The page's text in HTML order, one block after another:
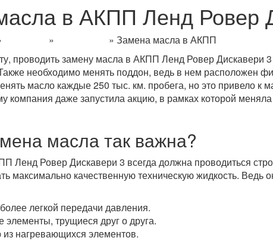
в АКПП Ленд Ровер
» » Замена масла в АКПП
проводить замену масла в АКПП Ленд Ровер Дискавери
необходимо менять поддон, ведь в нем расположен
масло каждые 250 тыс. км. пробега, но это привело к
компания даже запустила акцию, в рамках которой
масла так важна?
Ленд Ровер Дискавери 3 всегда должна проводиться
максимально качественную техническую жидкость. Ведь
легкой передачи давления.
элементы, трущиеся друг о друга.
из нагревающихся элементов.